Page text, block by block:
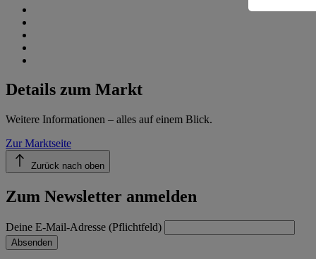
Details zum Markt
Weitere Informationen – alles auf einem Blick.
Zur Marktseite
Zurück nach oben
Zum Newsletter anmelden
Deine E-Mail-Adresse (Pflichtfeld)
Absenden